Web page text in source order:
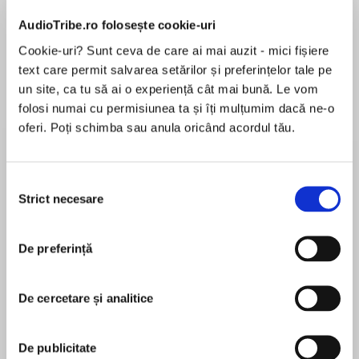
AudioTribe.ro folosește cookie-uri
Cookie-uri? Sunt ceva de care ai mai auzit - mici fișiere
text care permit salvarea setărilor și preferințelor tale pe
un site, ca tu să ai o experiență cât mai bună. Le vom
folosi numai cu permisiunea ta și îți mulțumim dacă ne-o
oferi. Poți schimba sau anula oricând acordul tău.
consimțământului
Strict necesare
De preferință
De cercetare și analitice
De publicitate
Desprecarte
Caroline Venable has everything her Southern
heritage promised: money, prestige, a rich
husband. If she drinks a little too much and her
what she was born to do: be the chatelaine of a
cocktail parties, and increasing isolation is
interrupted, however, when Caro finds out that
beautiful untouched island in South Carolina's
MAI MULT
În acest moment nu există recenzii
Timesbestselling author of19novelsthat